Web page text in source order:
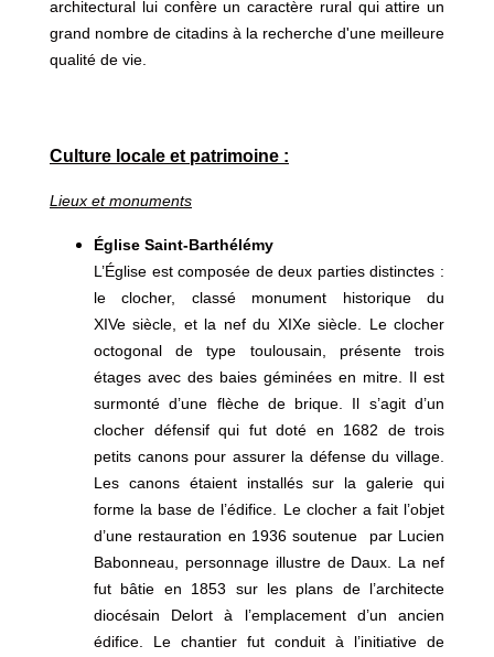
architectural lui confère un caractère rural qui attire un
grand nombre de citadins à la recherche d'une meilleure
qualité de vie.
Culture locale et patrimoine :
Lieux et monuments
Église Saint-Barthélémy
L’Église est composée de deux parties distinctes :
le clocher, classé monument historique du
XIVe siècle, et la nef du XIXe siècle. Le clocher
octogonal de type toulousain, présente trois
étages avec des baies géminées en mitre. Il est
surmonté d’une flèche de brique. Il s’agit d’un
clocher défensif qui fut doté en 1682 de trois
petits canons pour assurer la défense du village.
Les canons étaient installés sur la galerie qui
forme la base de l’édifice. Le clocher a fait l’objet
d’une restauration en 1936 soutenue par Lucien
Babonneau, personnage illustre de Daux. La nef
fut bâtie en 1853 sur les plans de l’architecte
diocésain Delort à l’emplacement d’un ancien
édifice. Le chantier fut conduit à l’initiative de